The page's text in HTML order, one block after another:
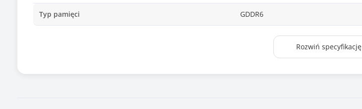
Typ pamięci GDDR6
624.00 GB/s
Rozwiń specyfikację